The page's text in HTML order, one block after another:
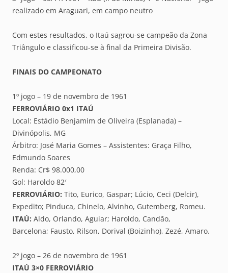
realizado em Araguari, em campo neutro
Com estes resultados, o Itaú sagrou-se campeão da Zona
Triângulo e classificou-se à final da Primeira Divisão.
FINAIS DO CAMPEONATO
1º jogo – 19 de novembro de 1961
FERROVIÁRIO 0x1 ITAÚ
Local: Estádio Benjamim de Oliveira (Esplanada) –
Divinópolis, MG
Árbitro: José Maria Gomes – Assistentes: Graça Filho,
Edmundo Soares
Renda: Cr$ 98.000,00
Gol: Haroldo 82′
FERROVIÁRIO: Tito, Eurico, Gaspar; Lúcio, Ceci (Delcir),
Expedito; Pinduca, Chinelo, Alvinho, Gutemberg, Romeu.
ITAÚ: Aldo, Orlando, Aguiar; Haroldo, Candão,
Barcelona; Fausto, Rilson, Dorival (Boizinho), Zezé, Amaro.
2º jogo – 26 de novembro de 1961
ITAÚ 3×0 FERROVIÁRIO